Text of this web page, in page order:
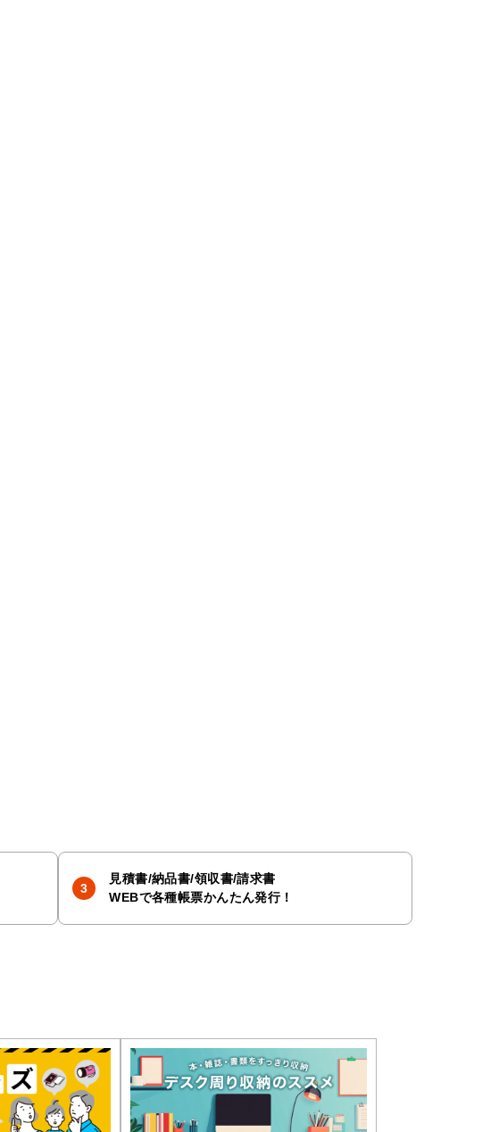
見積書/納品書/領収書/請求書
WEBで各種帳票かんたん発行！